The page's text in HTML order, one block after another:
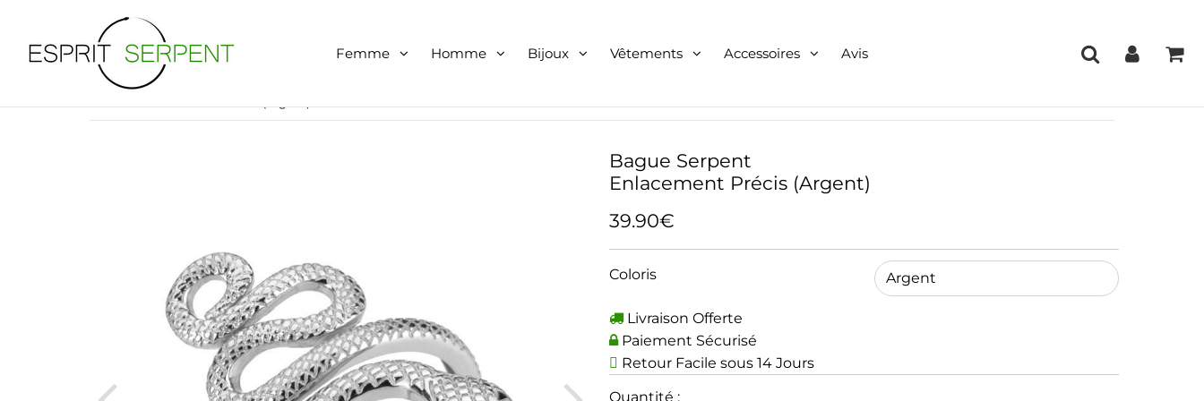
Femme Homme Bijoux Vêtements Accessoires Avis
Bague Serpent
Bague Serpent
Enlacement Précis (Argent)
39.90€
Coloris
Livraison Offerte
Paiement Sécurisé
Retour Facile sous 14 Jours
Quantité :